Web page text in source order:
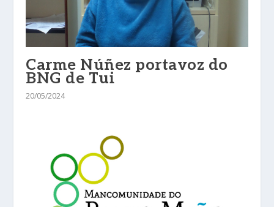
Carme Núñez portavoz do
BNG de Tui
20/05/2024